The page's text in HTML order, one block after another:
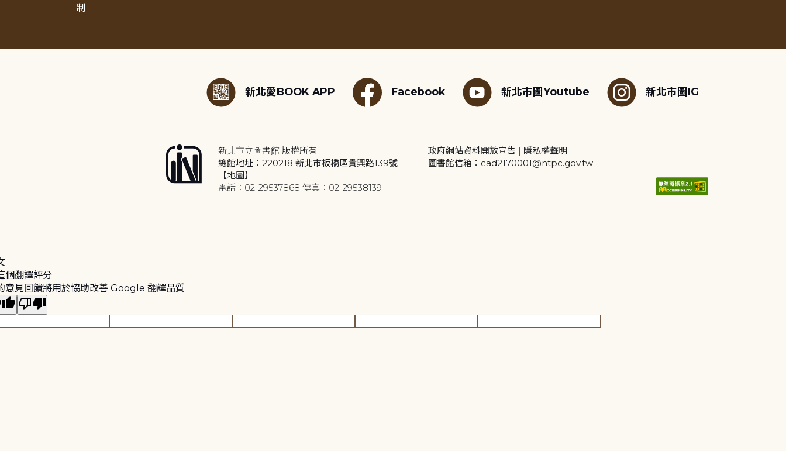
制
新北愛BOOK APP Facebook 新北市圖Youtube 新北市圖IG
新北市立圖書館 版權所有
總館地址：220218 新北市板橋區貴興路139號
【地圖】
電話：02-29537868 傳真：02-29538139
政府網站資料開放宣告 | 隱私權聲明
圖書館信箱：cad2170001@ntpc.gov.tw
個翻譯評分
意見回饋將用於協助改善 Google 翻譯品質